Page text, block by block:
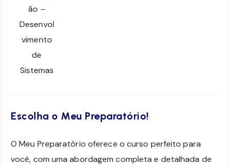
ão –
Desenvol
vimento
de
Sistemas
Escolha o Meu Preparatório!
O Meu Preparatório oferece o curso perfeito para
você, com uma abordagem completa e detalhada de